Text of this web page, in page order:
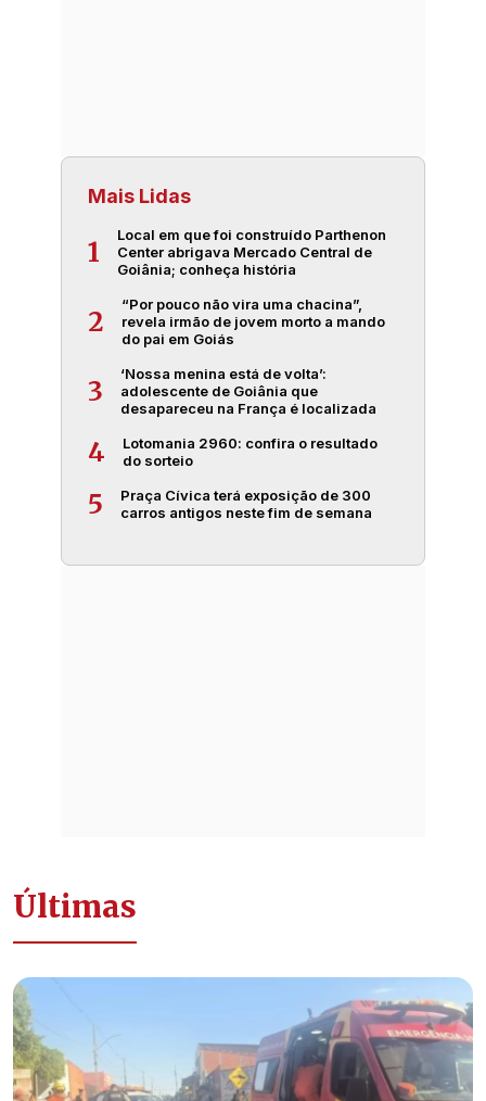
Mais Lidas
1
Local em que foi construído Parthenon
Center abrigava Mercado Central de
Goiânia; conheça história
2
“Por pouco não vira uma chacina”,
revela irmão de jovem morto a mando
do pai em Goiás
3
‘Nossa menina está de volta’:
adolescente de Goiânia que
desapareceu na França é localizada
4
Lotomania 2960: confira o resultado
do sorteio
5
Praça Cívica terá exposição de 300
carros antigos neste fim de semana
Últimas